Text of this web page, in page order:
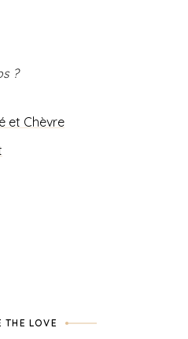
?
et Chèvre
THE LOVE